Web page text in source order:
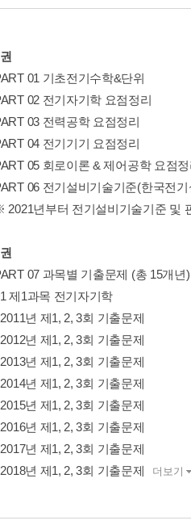
01 기초전기수학&단위
02 전기자기학 요점정리
03 전력공학 요점정리
04 전기기기 요점정리
05 회로이론 & 제어공학 요점정
06 전기설비기술기준(한국전
2021년부터 전기설비기술기준 및
07 과목별 기출문제 (총 15개년)
제1과목 전기자기학
년 제1, 2, 3회 기출문제
년 제1, 2, 3회 기출문제
년 제1, 2, 3회 기출문제
년 제1, 2, 3회 기출문제
년 제1, 2, 3회 기출문제
년 제1, 2, 3회 기출문제
년 제1, 2, 3회 기출문제
년 제1, 2, 3회 기출문제
더보기